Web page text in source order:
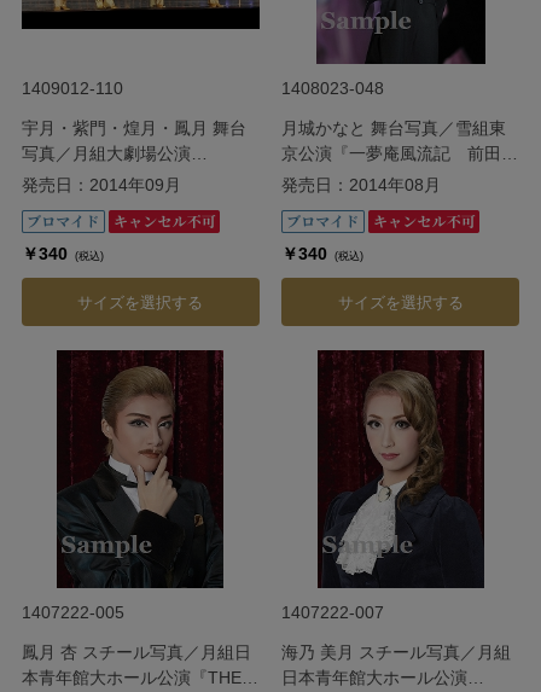
1409012-110
宇月・紫門・煌月・鳳月 舞台
写真／月組大劇場公演
『PUCK（パック）』
イメージの結晶―』
発売日：2014年09月
￥340 (税込)
サイズを選択する
1408023-048
月城かなと 舞台写真／雪組東
京公演『一夢庵風流記 前田慶
次』『My Dream
発売日：2014年08月
￥340 (税込)
サイズを選択する
1407222-005
鳳月 杏 スチール写真／月組日
本青年館大ホール公演『THE
1407222-007
海乃 美月 スチール写真／月組
日本青年館大ホール公演